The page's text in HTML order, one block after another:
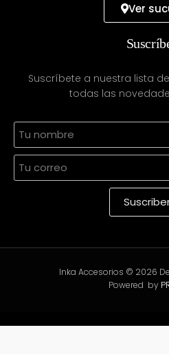
Ver
Suscríbete a nuestra lista
todas las
Inka Accesorios © 2026
Powered by